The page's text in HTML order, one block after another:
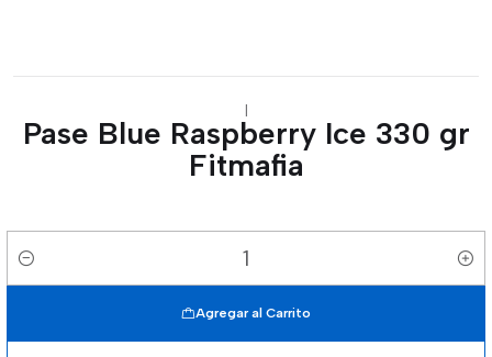
|
Pase Blue Raspberry Ice 330 gr
Fitmafia
Cantidad
Agregar al Carrito